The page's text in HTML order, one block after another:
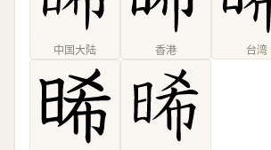
中国大陆 香港 台湾